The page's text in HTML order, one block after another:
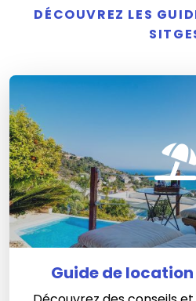
DÉCOUVREZ LES
Guide de